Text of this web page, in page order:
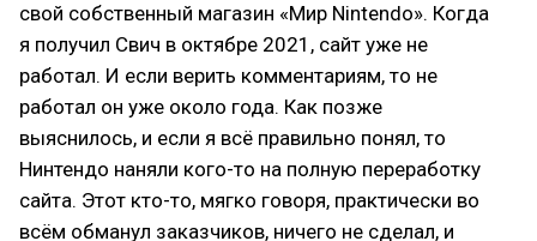
свой собственный магазин «Мир Nintendo». Когда
я получил Свич в октябре 2021, сайт уже не
работал. И если верить комментариям, то не
работал он уже около года. Как позже
выяснилось, и если я всё правильно понял, то
Нинтендо наняли кого-то на полную переработку
сайта. Этот кто-то, мягко говоря, практически во
всём обманул заказчиков, ничего не сделал, и